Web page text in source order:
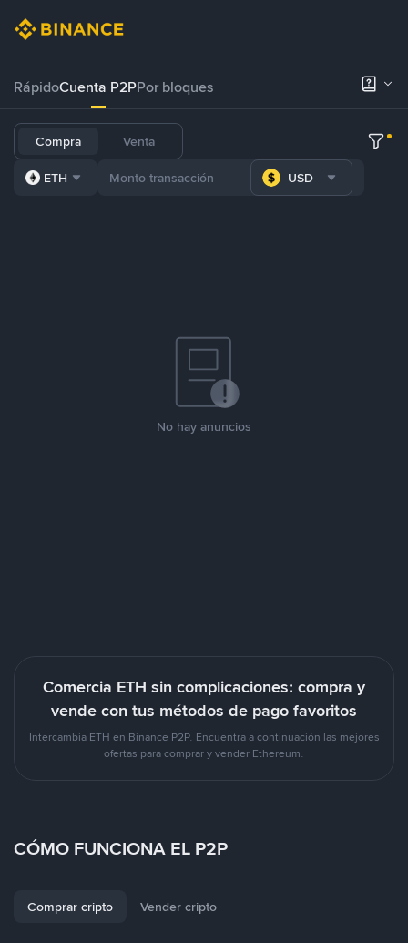
RápidoCuenta P2PPor bloques
Compra Venta
ETH USD
No hay anuncios
Comercia ETH sin complicaciones: compra y
vende con tus métodos de pago favoritos
Intercambia ETH en Binance P2P. Encuentra a continuación las mejores
ofertas para comprar y vender Ethereum.
CÓMO FUNCIONA EL P2P
Comprar cripto Vender cripto